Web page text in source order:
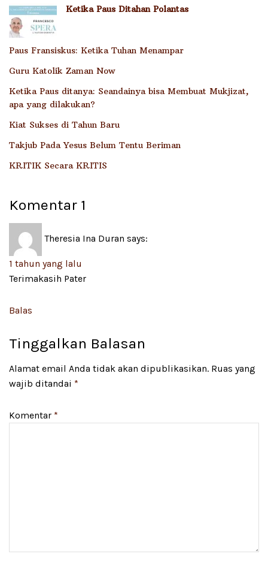
Ketika Paus Ditahan Polantas
Paus Fransiskus: Ketika Tuhan Menampar
Guru Katolik Zaman Now
Ketika Paus ditanya: Seandainya bisa Membuat Mukjizat,
apa yang dilakukan?
Kiat Sukses di Tahun Baru
Takjub Pada Yesus Belum Tentu Beriman
KRITIK Secara KRITIS
Komentar 1
Theresia Ina Duran says:
1 tahun yang lalu
Terimakasih Pater
Balas
Tinggalkan Balasan
Alamat email Anda tidak akan dipublikasikan. Ruas yang
wajib ditandai *
Komentar *